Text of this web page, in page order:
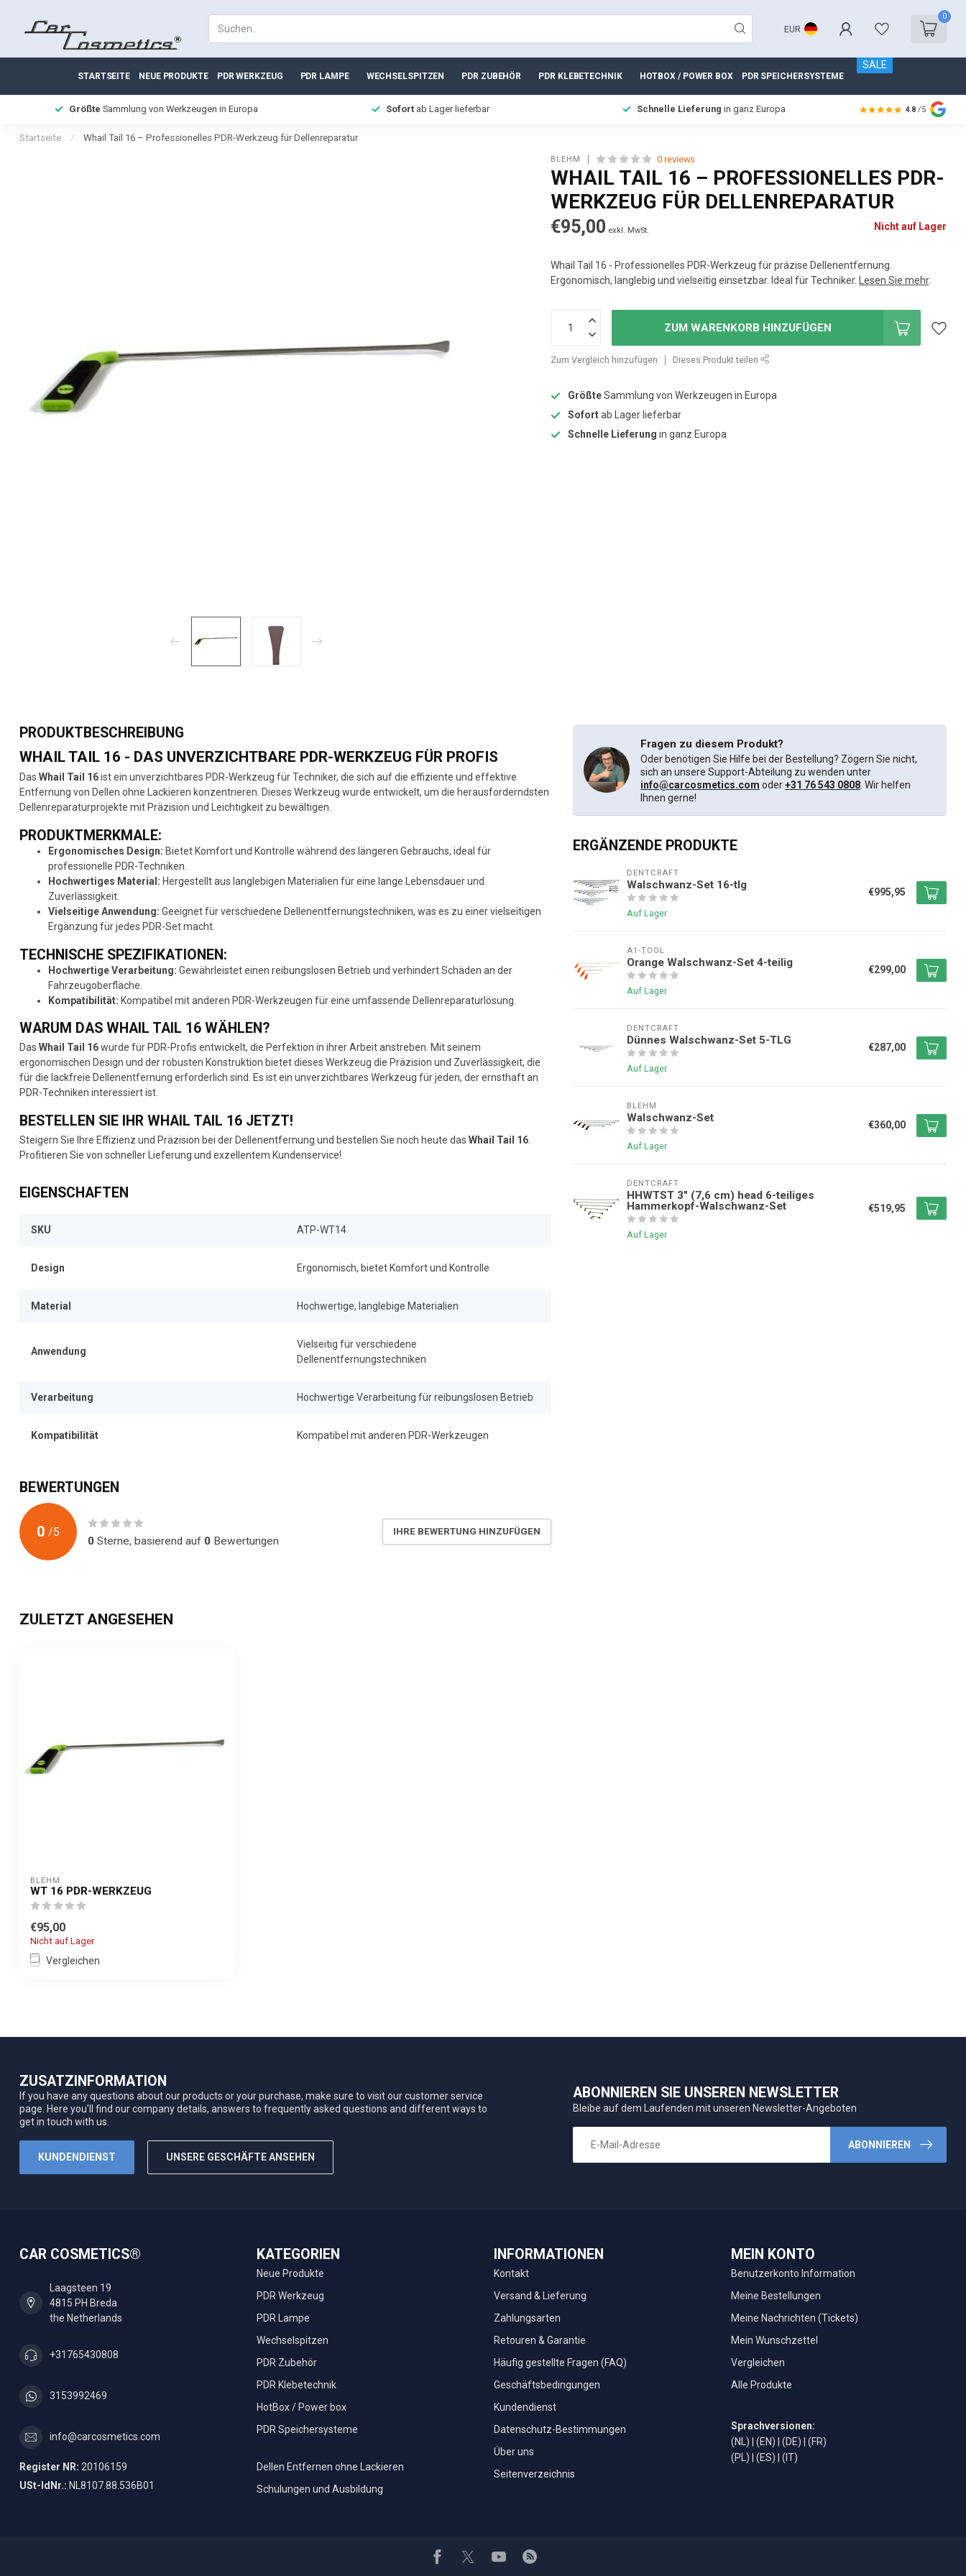
EUR
0
STARTSEITE NEUE PRODUKTE PDR WERKZEUG PDR LAMPE WECHSELSPITZEN PDR ZUBEHÖR PDR KLEBETECHNIK HOTBOX / POWER BOX PDR SPEICHERSYSTEME
SALE
Größte Sammlung von Werkzeugen in Europa Sofortab Lager lieferbar Schnelle Lieferung in ganz Europa 4.8 /5
Startseite / Whail Tail 16 – Professionelles PDR-Werkzeug für Dellenreparatur
BLEHM 0 reviews
WHAIL TAIL 16 – PROFESSIONELLES PDR-
WERKZEUG FÜR DELLENREPARATUR
€95,00 exkl. MwSt. Nicht auf Lager
Whail Tail 16 - Professionelles PDR-Werkzeug für präzise Dellenentfernung.
Ergonomisch, langlebig und vielseitig einsetzbar. Ideal für Techniker.
Lesen Sie mehr.
ZUM WARENKORB HINZUFÜGEN
Zum Vergleich hinzufügen Dieses Produkt teilen
GrößteSammlung von Werkzeugen in Europa
Sofortab Lager lieferbar
Schnelle Lieferung in ganz Europa
PRODUKTBESCHREIBUNG
WHAIL TAIL 16 - DAS UNVERZICHTBARE PDR-WERKZEUG FÜR PROFIS
Das Whail Tail 16ist ein unverzichtbares PDR-Werkzeug für Techniker, die sich auf die effiziente und effektive
Entfernung von Dellen ohne Lackieren konzentrieren. Dieses Werkzeug wurde entwickelt, um die herausforderndsten
Dellenreparaturprojekte mit Präzision und Leichtigkeit zu bewältigen.
PRODUKTMERKMALE:
Ergonomisches Design: Bietet Komfort und Kontrolle während des längeren Gebrauchs, ideal für
professionelle PDR-Techniken.
Hochwertiges Material: Hergestellt aus langlebigen Materialien für eine lange Lebensdauer und
Zuverlässigkeit.
Vielseitige Anwendung: Geeignet für verschiedene Dellenentfernungstechniken, was es zu einer vielseitigen
Ergänzung für jedes PDR-Set macht.
TECHNISCHE SPEZIFIKATIONEN:
Hochwertige Verarbeitung: Gewährleistet einen reibungslosen Betrieb und verhindert Schäden an der
Fahrzeugoberfläche.
Kompatibilität: Kompatibel mit anderen PDR-Werkzeugen für eine umfassende Dellenreparaturlösung.
WARUM DAS WHAIL TAIL 16 WÄHLEN?
Das Whail Tail 16wurde für PDR-Profis entwickelt, die Perfektion in ihrer Arbeit anstreben. Mit seinem
ergonomischen Design und der robusten Konstruktion bietet dieses Werkzeug die Präzision und Zuverlässigkeit, die
für die lackfreie Dellenentfernung erforderlich sind. Es ist ein unverzichtbares Werkzeug für jeden, der ernsthaft an
PDR-Techniken interessiert ist.
BESTELLEN SIE IHR WHAIL TAIL 16 JETZT!
Steigern Sie Ihre Effizienz und Präzision bei der Dellenentfernung und bestellen Sie noch heute das Whail Tail 16
Profitieren Sie von schneller Lieferung und exzellentem Kundenservice!
EIGENSCHAFTEN
SKU ATP-WT14
Design Ergonomisch, bietet Komfort und Kontrolle
Material Hochwertige, langlebige Materialien
Anwendung
Vielseitig für verschiedene
Dellenentfernungstechniken
Verarbeitung Hochwertige Verarbeitung für reibungslosen Betrieb
Kompatibilität Kompatibel mit anderen PDR-Werkzeugen
BEWERTUNGEN
0 /5
0 Sterne, basierend auf 0 Bewertungen
IHRE BEWERTUNG HINZUFÜGEN
Fragen zu diesem Produkt?
Oder benötigen Sie Hilfe bei der Bestellung? Zögern Sie nicht,
sich an unsere Support-Abteilung zu wenden unter
info@carcosmetics.com oder+31 76 543 0808 . Wir helfen
Ihnen gerne!
ERGÄNZENDE PRODUKTE
DENTCRAFT
Walschwanz-Set 16-tlg
Auf Lager
€995,95
A1-TOOL
Orange Walschwanz-Set 4-teilig
Auf Lager
€299,00
DENTCRAFT
Dünnes Walschwanz-Set 5-TLG
Auf Lager
€287,00
BLEHM
Walschwanz-Set
Auf Lager
€360,00
DENTCRAFT
HHWTST 3" (7,6 cm) head 6-teiliges
Hammerkopf-Walschwanz-Set
Auf Lager
€519,95
ZULETZT ANGESEHEN
BLEHM
WT 16 PDR-WERKZEUG
€95,00
Nicht auf Lager
Vergleichen
ZUSATZINFORMATION
If you have any questions about our products or your purchase, make sure to visit our customer service
page. Here you'll find our company details, answers to frequently asked questions and different ways to
get in touch with us.
KUNDENDIENST UNSERE GESCHÄFTE ANSEHEN
ABONNIEREN SIE UNSEREN NEWSLETTER
Bleibe auf dem Laufenden mit unseren Newsletter-Angeboten
ABONNIEREN
CAR COSMETICS®
Laagsteen 19
4815 PH Breda
the Netherlands
+31765430808
3153992469
info@carcosmetics.com
Register NR: 20106159
USt-IdNr.: NL8107.88.536B01
KATEGORIEN
Neue Produkte
PDR Werkzeug
PDR Lampe
Wechselspitzen
PDR Zubehör
PDR Klebetechnik
HotBox / Power box
PDR Speichersysteme
Dellen Entfernen ohne Lackieren
Schulungen und Ausbildung
INFORMATIONEN
Kontakt
Versand & Lieferung
Zahlungsarten
Retouren & Garantie
Häufig gestellte Fragen (FAQ)
Geschäftsbedingungen
Kundendienst
Datenschutz-Bestimmungen
Über uns
Seitenverzeichnis
MEIN KONTO
Benutzerkonto Information
Meine Bestellungen
Meine Nachrichten (Tickets)
Mein Wunschzettel
Vergleichen
Alle Produkte
Sprachversionen:
(NL)
(EN) (DE)
(FR)
(PL)
(ES) (IT)